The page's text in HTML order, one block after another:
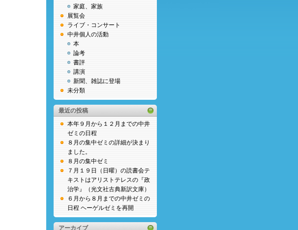
家庭、家族
展覧会
ライブ・コンサート
中井個人の活動
本
論考
書評
講演
新聞、雑誌に登場
未分類
最近の投稿
本年９月から１２月までの中井
ゼミの日程
８月の集中ゼミの詳細が決まり
ました。
８月の集中ゼミ
７月１９日（日曜）の読書会テ
キストはアリストテレスの『政
治学』（光文社古典新訳文庫）
６月から８月までの中井ゼミの
日程 ヘーゲルゼミを再開
アーカイブ